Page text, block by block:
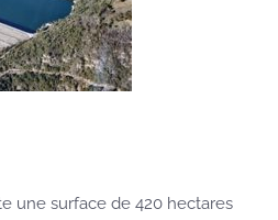
une surface de 420 hectares